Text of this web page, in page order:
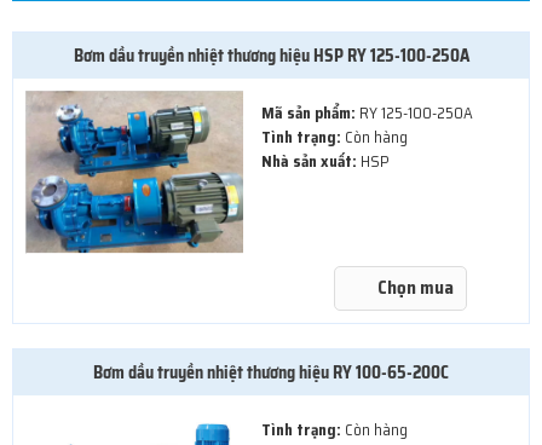
Bơm dầu truyền nhiệt thương hiệu HSP RY 125-100-250A
Mã sản phẩm: RY 125-100-250A
Tình trạng: Còn hàng
Nhà sản xuất: HSP
Chọn mua
Bơm dầu truyền nhiệt thương hiệu RY 100-65-200C
Tình trạng: Còn hàng